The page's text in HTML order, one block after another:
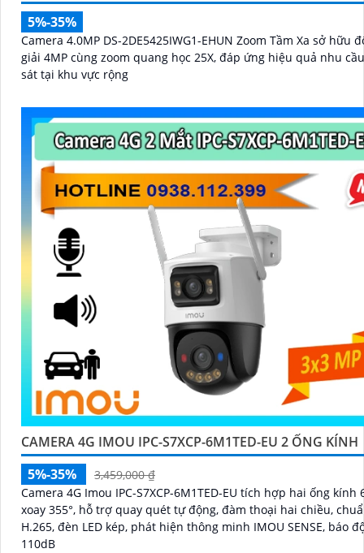
5%-35%
Camera 4.0MP DS-2DE5425IWG1-EHUN Zoom Tầm Xa sở hữu
giải 4MP cùng zoom quang học 25X, đáp ứng hiệu quả nhu
sát tại khu vực rộng
CAMERA 4G IMOU IPC-S7XCP-6M1TED-EU 2 ỐNG KÍNH
5%-35%
3,459,000 ₫
Camera 4G Imou IPC-S7XCP-6M1TED-EU tích hợp hai ống kính
xoay 355°, hỗ trợ quay quét tự động, đàm thoại hai chiều,
H.265, đèn LED kép, phát hiện thông minh IMOU SENSE, báo
110dB